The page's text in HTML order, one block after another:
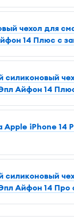
чехол для
14 Плюс с
силиконовый
Айфон 14
Apple iPhone 14
силиконовый
Айфон 14 Про